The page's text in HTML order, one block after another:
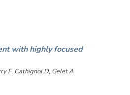
with highly focused
F, Cathignol D, Gelet A